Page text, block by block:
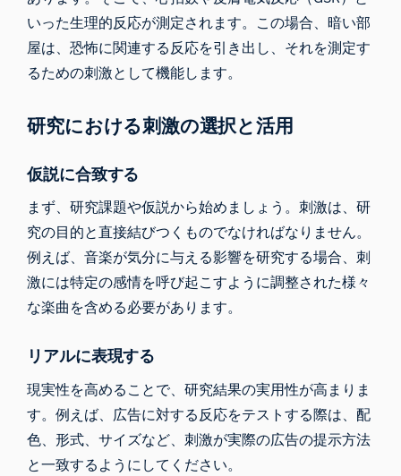
いった生理的反応が測定されます。この場合、暗い部
屋は、恐怖に関連する反応を引き出し、それを測定す
るための刺激として機能します。
研究における刺激の選択と活用
仮説に合致する
まず、研究課題や仮説から始めましょう。刺激は、研
究の目的と直接結びつくものでなければなりません。
例えば、音楽が気分に与える影響を研究する場合、刺
激には特定の感情を呼び起こすように調整された様々
な楽曲を含める必要があります。
リアルに表現する
現実性を高めることで、研究結果の実用性が高まりま
す。例えば、広告に対する反応をテストする際は、配
色、形式、サイズなど、刺激が実際の広告の提示方法
と一致するようにしてください。